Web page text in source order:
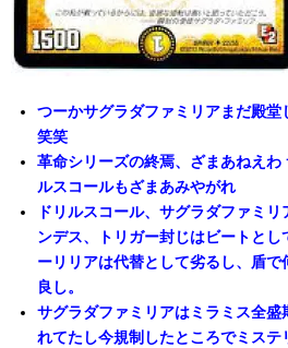
つーかサグラダファミリアまだ殿堂
笑笑
革命シリーズの終焉、ざまあねえわ
ルスコールもざまあみやがれ
ドリルスコール、サグラダファミ
ンデス、トリガー封じはビートと
ーリリアは代替として劣るし、盾
良し。
サグラダファミリアはミラミス全
れてたし今規制したところでミス